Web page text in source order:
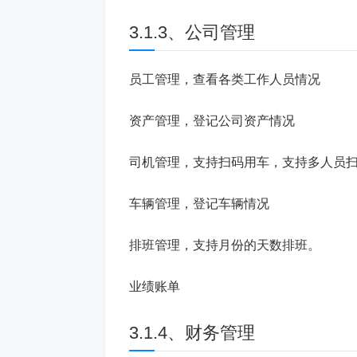
3.1.3、公司管理
员工管理，查看各类工作人员情况
资产管理，登记公司资产情况
司机管理，支持扫码用车，支持多人员
车辆管理，登记车辆情况
排班管理，支持月份的天数排班。
业绩账单
3.1.4、财务管理